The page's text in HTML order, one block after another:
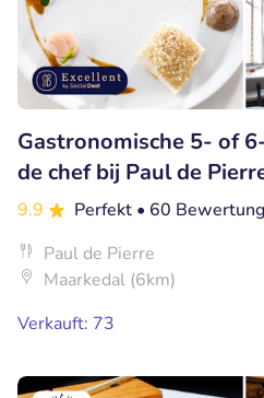
Gastronomische 5- of
de chef bij Paul de
9.9 Perfekt • 60
Paul de Pierre
Maarkedal (6km)
Verkauft: 73